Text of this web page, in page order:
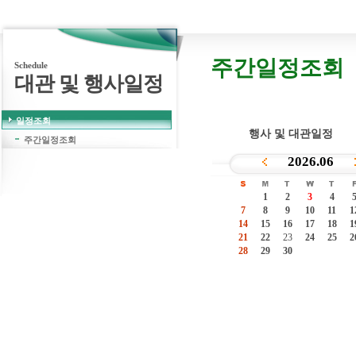
보다 더 큰행복은 없습니다.
주간일정조회
행사 및 대관일정
Schedule
대관 및 행사일정
일정조회
주간일정조회